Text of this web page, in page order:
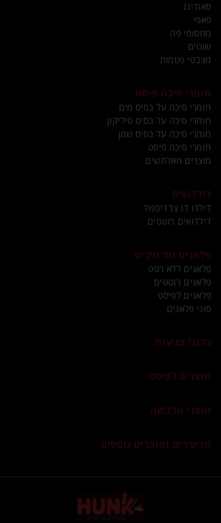
סאודינג
פאפי
מחסומי פה
שוטים
מצבטי פטמות
חומרי סיכה פיסט
חומרי סיכה על בסיס מים
חומרי סיכה על בסיס סיליקון
חומרי סיכה על בסיס שמן
חומרי סיכה פיסט
מוצרים מאלחשים
דילדואים
דילדו דו צדדיכפול
דילדואים רוטטים
פלאגים ומרחיבים
פלאגים ללא רטט
פלאגים רוטטים
פלאגים לפיסט
סוגי פלאגים
כלובי צניעות
מוצרים לפיסט
מוצרי הלבשה
תכשירים ומוצרים נוספים